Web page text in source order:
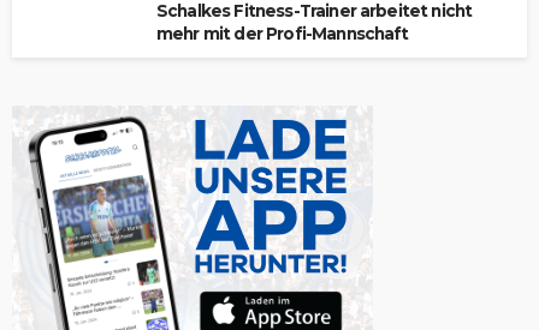
Schalkes Fitness-Trainer arbeitet nicht
mehr mit der Profi-Mannschaft